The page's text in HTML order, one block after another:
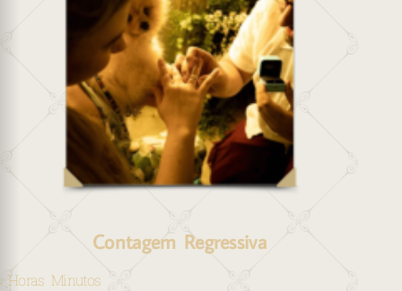
Contagem Regressiva
Horas Minutos